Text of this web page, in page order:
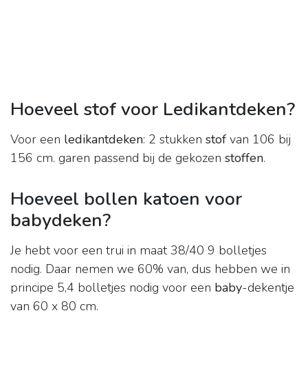
Hoeveel stof voor Ledikantdeken?
Voor een ledikantdeken: 2 stukken stof van 106 bij
156 cm. garen passend bij de gekozen stoffen.
Hoeveel bollen katoen voor
babydeken?
Je hebt voor een trui in maat 38/40 9 bolletjes
nodig. Daar nemen we 60% van, dus hebben we in
principe 5,4 bolletjes nodig voor een baby-dekentje
van 60 x 80 cm.